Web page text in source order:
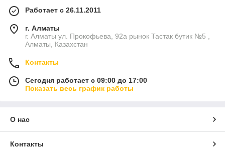
Работает с 26.11.2011
г. Алматы
г. Алматы ул. Прокофьева, 92а рынок Тастак бутик №5 ,
Алматы, Казахстан
Контакты
Сегодня работает с 09:00 до 17:00
Показать весь график работы
О нас
Контакты